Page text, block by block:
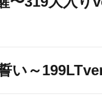
い～